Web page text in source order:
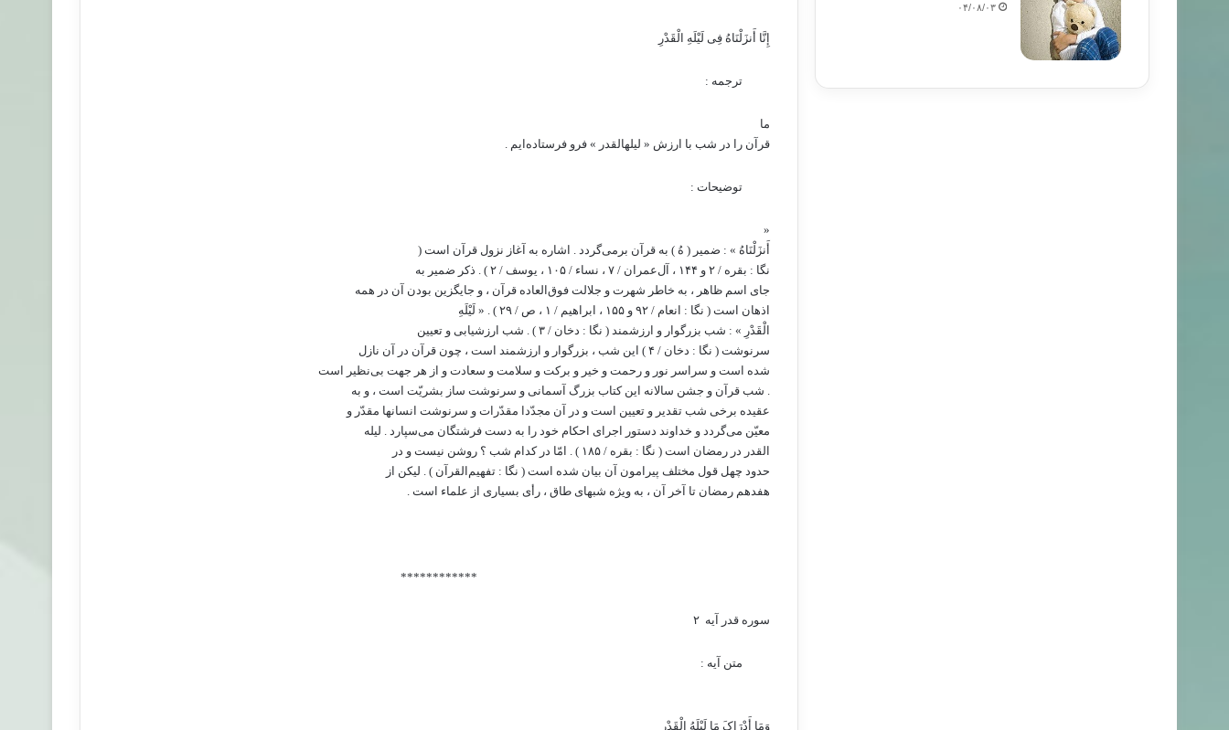
إِنَّا أَنزَلْنَاهُ فِی لَیْلَهِ الْقَدْرِ ‏
‏ ترجمه : ‏
‏ما
قرآن را در شب با ارزش « لیلهالقدر » فرو فرستاده‌ایم .‏
‏ توضیحات : ‏
‏«
أَنزَلْنَاهُ » : ضمیر ( هُ ) به قرآن برمی‌گردد . اشاره به آغاز نزول قرآن است (
نگا : بقره‌ / ۲ و ۱۴۴ ، آل‌عمران‌ / ۷ ، نساء / ۱۰۵ ، یوسف‌ / ۲ ) . ذکر ضمیر به
جای اسم ظاهر ، به خاطر شهرت و جلالت فوق‌العاده قرآن ، و جایگزین بودن آن در همه
اذهان است ( نگا : انعام‌ / ۹۲ و ۱۵۵ ، ابراهیم‌ / ۱ ، ص‌ / ۲۹ ) . « لَیْلَهِ
الْقَدْرِ » : شب بزرگوار و ارزشمند ( نگا : دخان‌ / ۳ ) . شب ارزشیابی و تعیین
سرنوشت ( نگا : دخان‌ / ۴ ) این شب ، بزرگوار و ارزشمند است ، چون قرآن در آن نازل
شده است و سراسر نور و رحمت و خیر و برکت و سلامت و سعادت و از هر جهت بی‌نظیر است
. شب قرآن و جشن سالانه این کتاب بزرگ آسمانی و سرنوشت ساز بشریّت است ، و به
عقیده برخی شب تقدیر و تعیین است و در آن مجدّدا مقدّرات و سرنوشت انسانها مقدّر و
معیّن می‌گردد و خداوند دستور اجرای احکام خود را به دست فرشتگان می‌سپارد . لیله
القدر در رمضان است ( نگا : بقره‌ / ۱۸۵ ) . امّا در کدام شب‌ ؟ روشن نیست و در
حدود چهل قول مختلف پیرامون آن بیان شده است ( نگا : تفهیم‌القرآن ) . لیکن از
هفدهم رمضان تا آخر آن ، به ویژه شبهای طاق ، رأی بسیاری از علماء است .‏
************
سوره قدر آیه ۲‏
‏ متن آیه : ‏
وَمَا أَدْرَاکَ مَا لَیْلَهُ الْقَدْرِ ‏
۰۴/۰۸/۰۳